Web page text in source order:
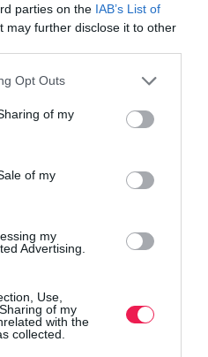
parties on the IAB’s List of
may further disclose it to other
Opt Outs
of my
of my
my
Advertising.
Use,
of my
with the
collected.
Τεύχη